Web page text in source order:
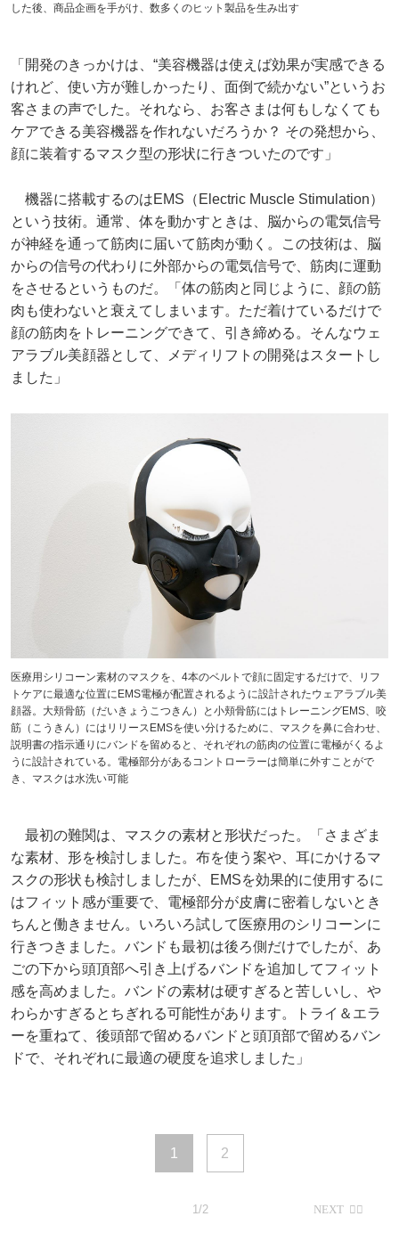
した後、商品企画を手がけ、数多くのヒット製品を生み出す
「開発のきっかけは、“美容機器は使えば効果が実感できる
けれど、使い方が難しかったり、面倒で続かない”というお
客さまの声でした。それなら、お客さまは何もしなくても
ケアできる美容機器を作れないだろうか？ その発想から、
顔に装着するマスク型の形状に行きついたのです」
機器に搭載するのはEMS（Electric Muscle Stimulation）
という技術。通常、体を動かすときは、脳からの電気信号
が神経を通って筋肉に届いて筋肉が動く。この技術は、脳
からの信号の代わりに外部からの電気信号で、筋肉に運動
をさせるというものだ。「体の筋肉と同じように、顔の筋
肉も使わないと衰えてしまいます。ただ着けているだけで
顔の筋肉をトレーニングできて、引き締める。そんなウェ
アラブル美顔器として、メディリフトの開発はスタートし
ました」
医療用シリコーン素材のマスクを、4本のベルトで顔に固定するだけで、リフ
トケアに最適な位置にEMS電極が配置されるように設計されたウェアラブル美
顔器。大頬骨筋（だいきょうこつきん）と小頬骨筋にはトレーニングEMS、咬
筋（こうきん）にはリリースEMSを使い分けるために、マスクを鼻に合わせ、
説明書の指示通りにバンドを留めると、それぞれの筋肉の位置に電極がくるよ
うに設計されている。電極部分があるコントローラーは簡単に外すことがで
き、マスクは水洗い可能
最初の難関は、マスクの素材と形状だった。「さまざま
な素材、形を検討しました。布を使う案や、耳にかけるマ
スクの形状も検討しましたが、EMSを効果的に使用するに
はフィット感が重要で、電極部分が皮膚に密着しないとき
ちんと働きません。いろいろ試して医療用のシリコーンに
行きつきました。バンドも最初は後ろ側だけでしたが、あ
ごの下から頭頂部へ引き上げるバンドを追加してフィット
感を高めました。バンドの素材は硬すぎると苦しいし、や
わらかすぎるとちぎれる可能性があります。トライ＆エラ
ーを重ねて、後頭部で留めるバンドと頭頂部で留めるバン
ドで、それぞれに最適の硬度を追求しました」
1 2
1/2